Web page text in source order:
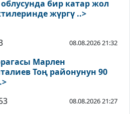
облусунда бир катар жол
жүргү ..>
08.08.2026 21:32
Марлен
Тоң районунун 90
08.08.2026 21:27